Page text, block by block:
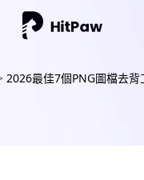
2026最佳7個PNG圖檔去